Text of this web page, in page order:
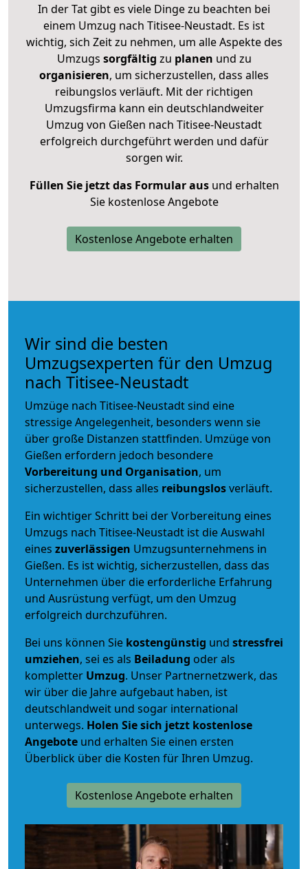
In der Tat gibt es viele Dinge zu beachten bei
einem Umzug nach Titisee-Neustadt. Es ist
wichtig, sich Zeit zu nehmen, um alle Aspekte des
Umzugs sorgfältig zu planen und zu
organisieren, um sicherzustellen, dass alles
reibungslos verläuft. Mit der richtigen
Umzugsfirma kann ein deutschlandweiter
Umzug von Gießen nach Titisee-Neustadt
erfolgreich durchgeführt werden und dafür
sorgen wir.
Füllen Sie jetzt das Formular ausund erhalten
Sie kostenlose Angebote
Kostenlose Angebote erhalten
Wir sind die besten
Umzugsexperten für den Umzug
nach Titisee-Neustadt
Umzüge nach Titisee-Neustadt sind eine
stressige Angelegenheit, besonders wenn sie
über große Distanzen stattfinden. Umzüge von
Gießen erfordern jedoch besondere
Vorbereitung und Organisation, um
sicherzustellen, dass alles reibungslosverläuft.
Ein wichtiger Schritt bei der Vorbereitung eines
Umzugs nach Titisee-Neustadt ist die Auswahl
eines zuverlässigen Umzugsunternehmens in
Gießen. Es ist wichtig, sicherzustellen, dass das
Unternehmen über die erforderliche Erfahrung
und Ausrüstung verfügt, um den Umzug
erfolgreich durchzuführen.
Bei uns können Sie kostengünstig und stressfrei
umziehen, sei es als Beiladung oder als
kompletter Umzug. Unser Partnernetzwerk, das
wir über die Jahre aufgebaut haben, ist
deutschlandweit und sogar international
unterwegs. Holen Sie sich jetzt kostenlose
Angebote und erhalten Sie einen ersten
Überblick über die Kosten für Ihren Umzug.
Kostenlose Angebote erhalten